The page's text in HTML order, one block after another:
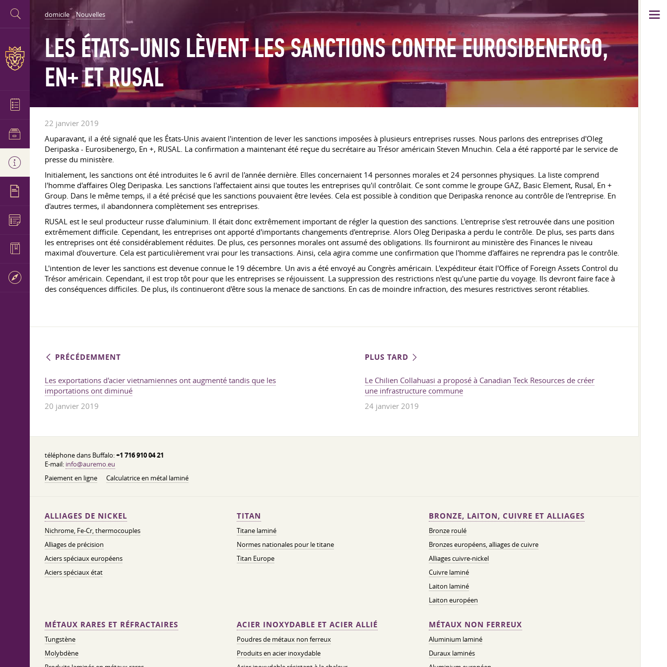
domicile Nouvelles
LES ÉTATS-UNIS LÈVENT LES SANCTIONS CONTRE EUROSIBENERGO,
EN+ ET RUSAL
22 janvier 2019
Auparavant, il a été signalé que les États-Unis avaient l'intention de lever les sanctions imposées à plusieurs entreprises russes. Nous parlons des entreprises d'Oleg
Deripaska - Eurosibenergo, En +, RUSAL. La confirmation a maintenant été reçue du secrétaire au Trésor américain Steven Mnuchin. Cela a été rapporté par le service de
presse du ministère.
Initialement, les sanctions ont été introduites le 6 avril de l'année dernière. Elles concernaient 14 personnes morales et 24 personnes physiques. La liste comprend
l'homme d'affaires Oleg Deripaska. Les sanctions l'affectaient ainsi que toutes les entreprises qu'il contrôlait. Ce sont comme le groupe GAZ, Basic Element, Rusal, En +
Group. Dans le même temps, il a été précisé que les sanctions pouvaient être levées. Cela est possible à condition que Deripaska renonce au contrôle de l'entreprise. En
d'autres termes, il abandonnera complètement ses entreprises.
RUSAL est le seul producteur russe d'aluminium. Il était donc extrêmement important de régler la question des sanctions. L'entreprise s'est retrouvée dans une position
extrêmement difficile. Cependant, les entreprises ont apporté d'importants changements d'entreprise. Alors Oleg Deripaska a perdu le contrôle. De plus, ses parts dans
les entreprises ont été considérablement réduites. De plus, ces personnes morales ont assumé des obligations. Ils fourniront au ministère des Finances le niveau
maximal d'ouverture. Cela est particulièrement vrai pour les transactions. Ainsi, cela agira comme une confirmation que l'homme d'affaires ne reprendra pas le contrôle.
L'intention de lever les sanctions est devenue connue le 19 décembre. Un avis a été envoyé au Congrès américain. L'expéditeur était l'Office of Foreign Assets Control du
Trésor américain. Cependant, il est trop tôt pour que les entreprises se réjouissent. La suppression des restrictions n'est qu'une partie du voyage. Ils devront faire face à
des conséquences difficiles. De plus, ils continueront d'être sous la menace de sanctions. En cas de moindre infraction, des mesures restrictives seront rétablies.
PRÉCÉDEMMENT
Les exportations d'acier vietnamiennes ont augmenté tandis que les
importations ont diminué
20 janvier 2019
PLUS TARD
Le Chilien Collahuasi a proposé à Canadian Teck Resources de créer
une infrastructure commune
24 janvier 2019
téléphone dans Buffalo:+1 716 910 04 21
E-mail: info@auremo.eu
Paiement en ligne
Calculatrice en métal laminé
ALLIAGES DE NICKEL
Nichrome, Fe-Cr, thermocouples
Alliages de précision
Aciers spéciaux européens
Aciers spéciaux état
TITAN
Titane laminé
Normes nationales pour le titane
Titan Europe
BRONZE, LAITON, CUIVRE ET ALLIAGES
Bronze roulé
Bronzes européens, alliages de cuivre
Alliages cuivre-nickel
Cuivre laminé
Laiton laminé
Laiton européen
MÉTAUX RARES ET RÉFRACTAIRES
Tungstène
Molybdène
ACIER INOXYDABLE ET ACIER ALLIÉ
Poudres de métaux non ferreux
Produits en acier inoxydable
MÉTAUX NON FERREUX
Aluminium laminé
Duraux laminés